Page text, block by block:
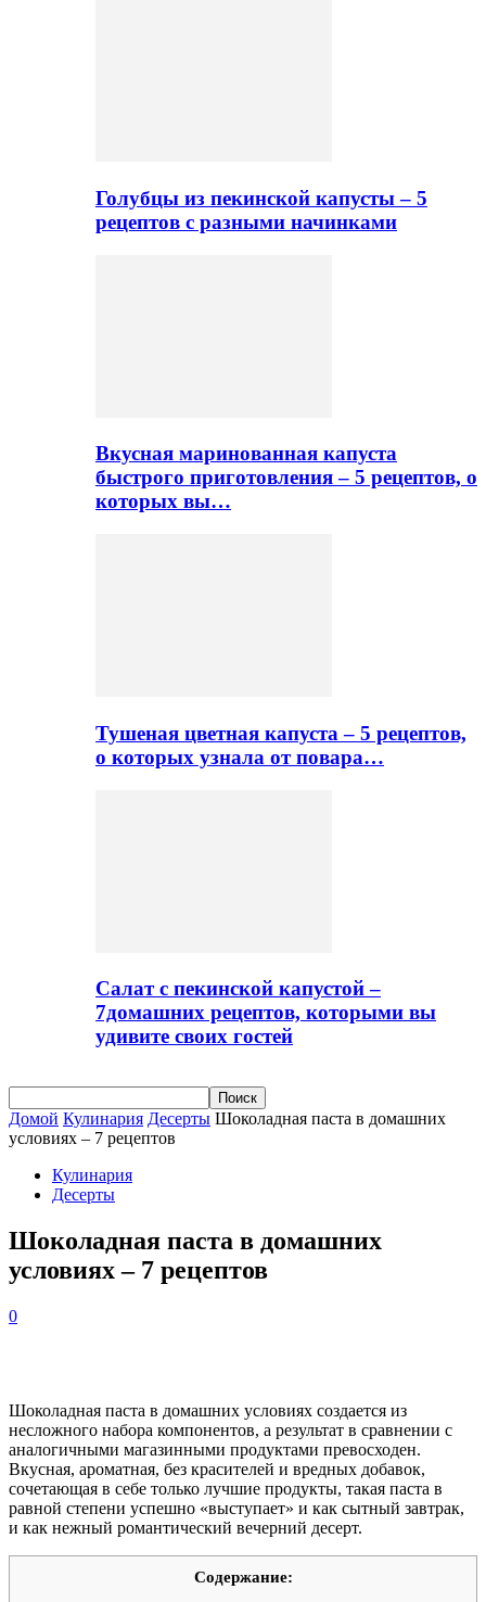
Голубцы из пекинской капусты – 5
рецептов с разными начинками
Вкусная маринованная капуста
быстрого приготовления – 5 рецептов, о
которых вы…
Тушеная цветная капуста – 5 рецептов,
о которых узнала от повара…
Салат с пекинской капустой –
7домашних рецептов, которыми вы
удивите своих гостей
Домой Кулинария Десерты Шоколадная паста в домашних
условиях – 7 рецептов
Кулинария
Десерты
Шоколадная паста в домашних
условиях – 7 рецептов
0
Шоколадная паста в домашних условиях создается из
несложного набора компонентов, а результат в сравнении с
аналогичными магазинными продуктами превосходен.
Вкусная, ароматная, без красителей и вредных добавок,
сочетающая в себе только лучшие продукты, такая паста в
равной степени успешно «выступает» и как сытный завтрак,
и как нежный романтический вечерний десерт.
Содержание: